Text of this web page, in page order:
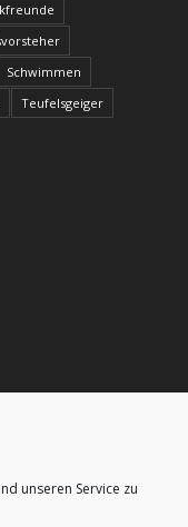
unseren Service zu
Schwimmen
Teufelsgeiger